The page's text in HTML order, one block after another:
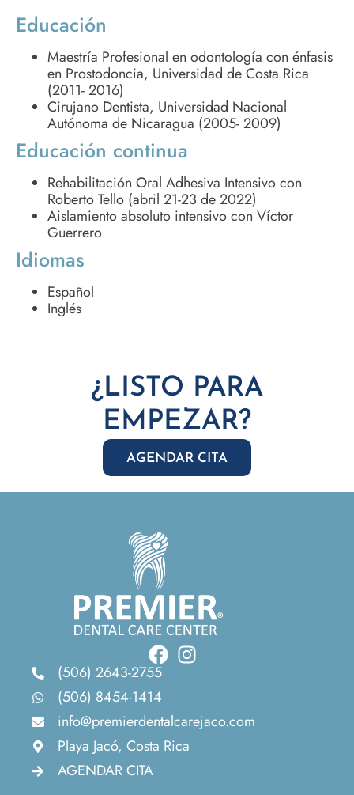
Educación
Maestría Profesional en odontología con énfasis
en Prostodoncia, Universidad de Costa Rica
(2011- 2016)
Cirujano Dentista, Universidad Nacional
Autónoma de Nicaragua (2005- 2009)
Educación continua
Rehabilitación Oral Adhesiva Intensivo con
Roberto Tello (abril 21-23 de 2022)
Aislamiento absoluto intensivo con Víctor
Guerrero
Idiomas
Español
Inglés
¿LISTO PARA
EMPEZAR?
AGENDAR CITA
(506) 2643-2755
(506) 8454-1414
info@premierdentalcarejaco.com
Playa Jacó, Costa Rica
AGENDAR CITA